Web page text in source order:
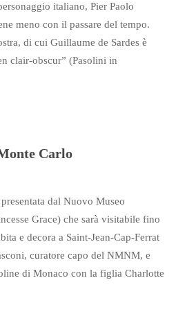
italiano, Pier Paolo
meno con il passare del tempo.
di cui Guillaume de Sardes è
clair-obscur” (Pasolini in
Carlo
dal Nuovo Museo
Grace) che sarà visitabile fino
e decora a Saint-Jean-Cap-Ferrat
curatore capo del NMNM, e
di Monaco con la figlia Charlotte